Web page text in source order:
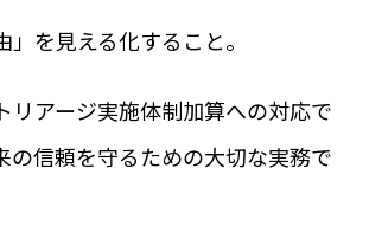
」を見える化すること。
リアージ実施体制加算への対応で
の信頼を守るための大切な実務で